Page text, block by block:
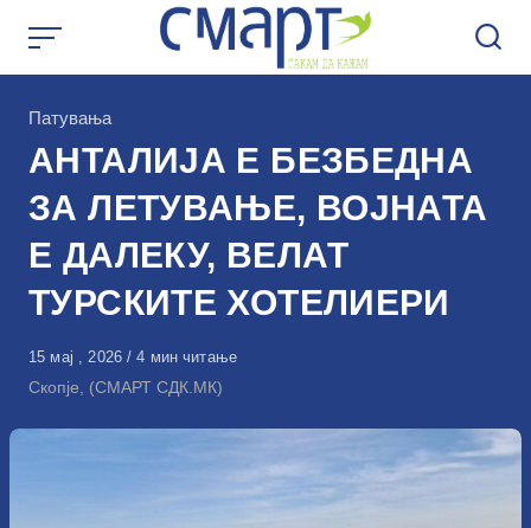
КАтегорија
Патувања
АНТАЛИЈА Е БЕЗБЕДНА
ЗА ЛЕТУВАЊЕ, ВОЈНАТА
Е ДАЛЕКУ, ВЕЛАТ
ТУРСКИТЕ ХОТЕЛИЕРИ
Објавено
на
15 мај , 2026 4 мин читање
Скопје, (СМАРТ СДК.МК)